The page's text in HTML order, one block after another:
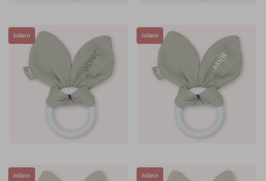
Jollein Jollein
Jollein Jollein